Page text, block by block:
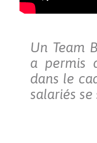
Un Team
a permis
dans le
salariés